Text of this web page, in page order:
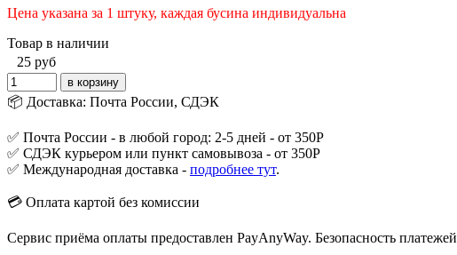
Цена указана за 1 штуку, каждая бусина индивидуальна
Товар в наличии
25 руб
📦 Доставка: Почта России, СДЭК
✅ Почта России - в любой город: 2-5 дней - от 350Р
✅ СДЭК курьером или пункт самовывоза - от 350Р
✅ Международная доставка - подробнее тут.
💳 Оплата картой без комиссии
Сервис приёма оплаты предоставлен PayAnyWay. Безопасность